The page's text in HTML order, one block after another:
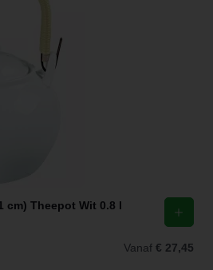
cm) Theepot Wit 0.8 l
Vanaf € 27,45